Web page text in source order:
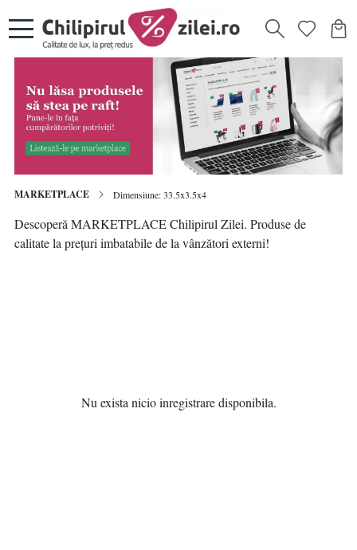
MARKETPLACE Dimensiune: 33.5x3.5x4
Descoperă MARKETPLACE Chilipirul Zilei. Produse de
calitate la prețuri imbatabile de la vânzători externi!
Nu exista nicio inregistrare disponibila.